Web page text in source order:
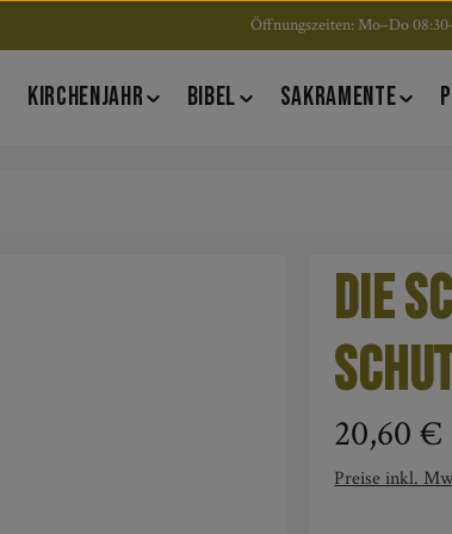
Öffnungszeiten: Mo–Do
KIRCHENJAHR BIBEL SAKRAMENTE
Die
Regulärer
20,60 €
Preise inkl.